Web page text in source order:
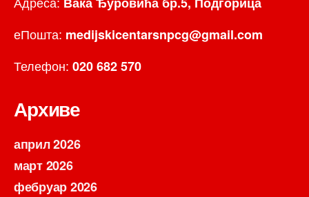
еПошта: medijskicentarsnpcg@gmail.com
Телефон: 020 682 570
Архиве
април 2026
март 2026
фебруар 2026